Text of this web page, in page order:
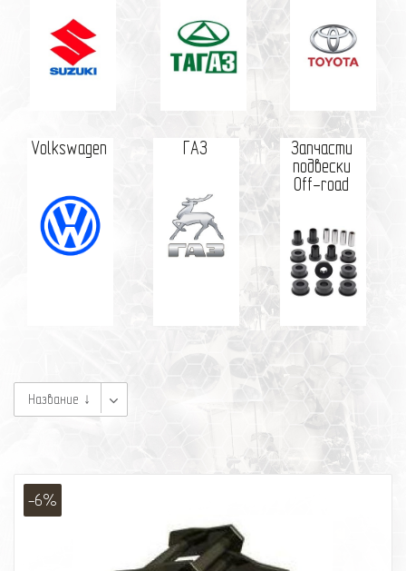
Volkswagen ГАЗ
Запчасти
подвески
Off-road
Название ↓
-6%